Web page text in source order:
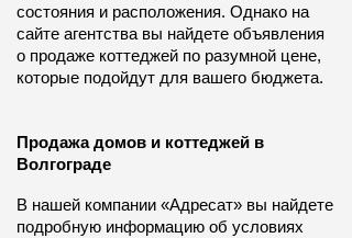
состояния и расположения. Однако на
сайте агентства вы найдете объявления
о продаже коттеджей по разумной цене,
которые подойдут для вашего бюджета.
Продажа домов и коттеджей в
Волгограде
В нашей компании «Адресат» вы найдете
подробную информацию об условиях